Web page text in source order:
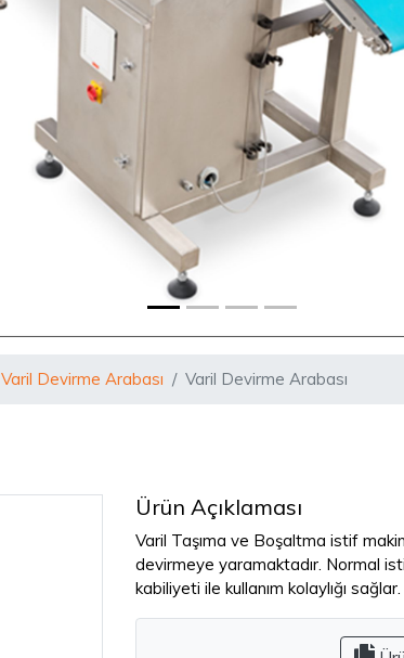
Varil Devirme Arabası Varil Devirme Arabası
Ürün Açıklaması
Varil Taşıma ve Boşaltma istif
devirmeye yaramaktadır. Normal
kabiliyeti ile kullanım kolaylığı sağlar.